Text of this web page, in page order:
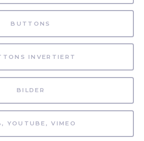
BUTTONS
INVERTIERT
BILDER
YOUTUBE, VIMEO